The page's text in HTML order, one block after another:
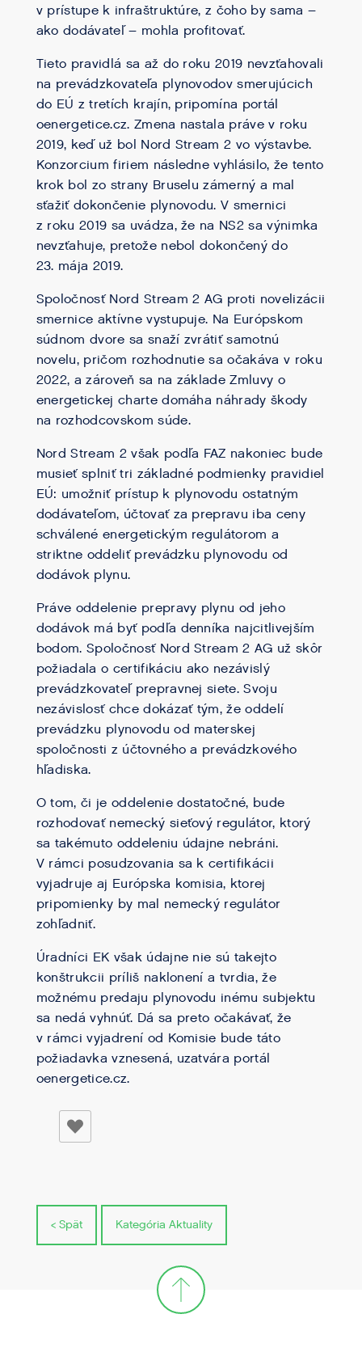
v prístupe k infraštruktúre, z čoho by sama –
ako dodávateľ – mohla profitovať.
Tieto pravidlá sa až do roku 2019 nevzťahovali
na prevádzkovateľa plynovodov smerujúcich
do EÚ z tretích krajín, pripomína portál
oenergetice.cz. Zmena nastala práve v roku
2019, keď už bol Nord Stream 2 vo výstavbe.
Konzorcium firiem následne vyhlásilo, že tento
krok bol zo strany Bruselu zámerný a mal
sťažiť dokončenie plynovodu. V smernici
z roku 2019 sa uvádza, že na NS2 sa výnimka
nevzťahuje, pretože nebol dokončený do
23. mája 2019.
Spoločnosť Nord Stream 2 AG proti novelizácii
smernice aktívne vystupuje. Na Európskom
súdnom dvore sa snaží zvrátiť samotnú
novelu, pričom rozhodnutie sa očakáva v roku
2022, a zároveň sa na základe Zmluvy o
energetickej charte domáha náhrady škody
na rozhodcovskom súde.
Nord Stream 2 však podľa FAZ nakoniec bude
musieť splniť tri základné podmienky pravidiel
EÚ: umožniť prístup k plynovodu ostatným
dodávateľom, účtovať za prepravu iba ceny
schválené energetickým regulátorom a
striktne oddeliť prevádzku plynovodu od
dodávok plynu.
Práve oddelenie prepravy plynu od jeho
dodávok má byť podľa denníka najcitlivejším
bodom. Spoločnosť Nord Stream 2 AG už skôr
požiadala o certifikáciu ako nezávislý
prevádzkovateľ prepravnej siete. Svoju
nezávislosť chce dokázať tým, že oddelí
prevádzku plynovodu od materskej
spoločnosti z účtovného a prevádzkového
hľadiska.
O tom, či je oddelenie dostatočné, bude
rozhodovať nemecký sieťový regulátor, ktorý
sa takémuto oddeleniu údajne nebráni.
V rámci posudzovania sa k certifikácii
vyjadruje aj Európska komisia, ktorej
pripomienky by mal nemecký regulátor
zohľadniť.
Úradníci EK však údajne nie sú takejto
konštrukcii príliš naklonení a tvrdia, že
možnému predaju plynovodu inému subjektu
sa nedá vyhnúť. Dá sa preto očakávať, že
v rámci vyjadrení od Komisie bude táto
požiadavka vznesená, uzatvára portál
oenergetice.cz.
< Spät Kategória Aktuality